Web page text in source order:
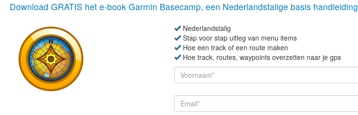
Download GRATIS het e-book Garmin Basecamp, een Nederlandstalige basis handleiding
Nederlandstalig
Stap voor stap uitleg van menu items
Hoe een track of een route maken
Hoe track, routes, waypoints overzetten naar je gps